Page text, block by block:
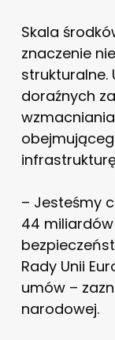
Skala
znaczenie
strukturalne.
doraźnych
– Jesteśmy
44
Rady Unii
umów –
narodowej.